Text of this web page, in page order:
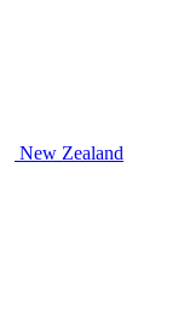
New Zealand